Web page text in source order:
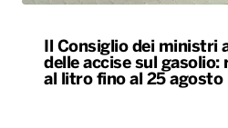
Il Consiglio dei ministri
delle accise sul gasolio:
al litro fino al 25 agosto